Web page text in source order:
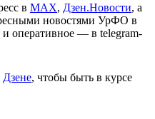
в МАХ, Дзен.Новости, а
новостями УрФО в
и оперативное — в telegram-
Дзене, чтобы быть в курсе